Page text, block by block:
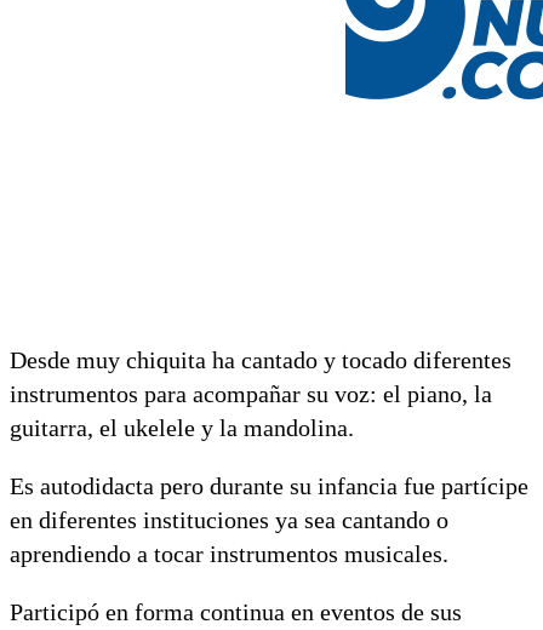
Desde muy chiquita ha cantado y tocado diferentes
instrumentos para acompañar su voz: el piano, la
guitarra, el ukelele y la mandolina.
Es autodidacta pero durante su infancia fue partícipe
en diferentes instituciones ya sea cantando o
aprendiendo a tocar instrumentos musicales.
Participó en forma continua en eventos de sus